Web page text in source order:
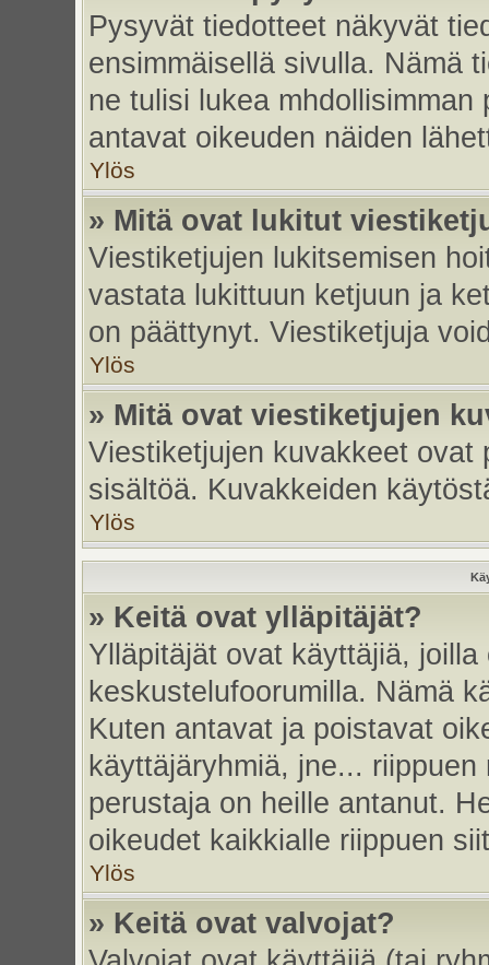
Pysyvät tiedotteet näkyvät
ensimmäisellä sivulla. Nämä
ne tulisi lukea
antavat oikeuden näiden
Ylös
» Mitä ovat lukitut
Viestiketjujen lukitsemisen
vastata lukittuun ketjuun ja
on päättynyt. Viestiketjuja
Ylös
» Mitä ovat viestiketjujen
Viestiketjujen kuvakkeet ovat
sisältöä. Kuvakkeiden
Ylös
» Keitä ovat ylläpitäjät?
Ylläpitäjät ovat käyttäjiä,
keskustelufoorumilla. Nämä
Kuten antavat ja poistavat
käyttäjäryhmiä, jne...
perustaja on heille antanut.
oikeudet kaikkialle riippuen
Ylös
» Keitä ovat valvojat?